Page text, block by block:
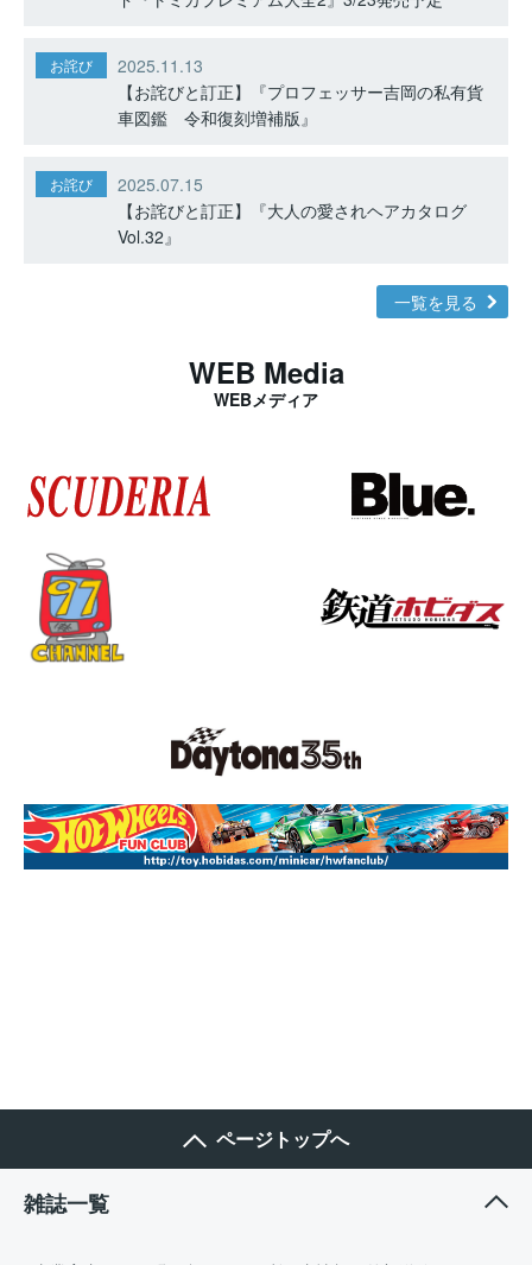
お詫び
2025.11.13
【お詫びと訂正】『プロフェッサー吉岡の私有貨
車図鑑 令和復刻増補版』
お詫び
2025.07.15
【お詫びと訂正】『大人の愛されヘアカタログ
Vol.32』
一覧を見る
WEB Media
WEBメディア
ページトップへ
雑誌一覧